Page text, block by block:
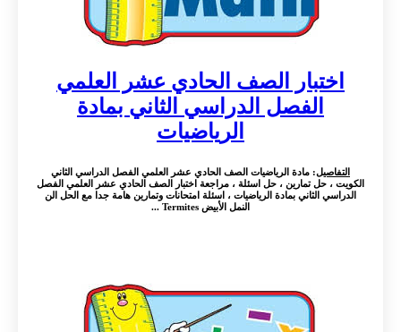
اختبار الصف الحادي عشر العلمي
الفصل الدراسي الثاني بمادة
الرياضيات
التفاصيل: مادة الرياضيات الصف الحادي عشر العلمي الفصل الدراسي الثاني
الكويت ، حل تمارين ، حل اسئلة ، مراجعة اختبار الصف الحادي عشر العلمي الفصل
الدراسي الثاني بمادة الرياضيات ، اسئلة امتحانات وتمارين هامة جدا مع الحل الن
النمل الأبيض Termites ...